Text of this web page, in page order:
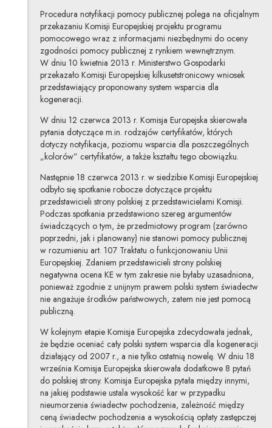
Procedura notyfikacji pomocy publicznej polega na oficjalnym
przekazaniu Komisji Europejskiej projektu programu
pomocowego wraz z informacjami niezbędnymi do oceny
zgodności pomocy publicznej z rynkiem wewnętrznym.
W dniu 10 kwietnia 2013 r. Ministerstwo Gospodarki
przekazało Komisji Europejskiej kilkusetstronicowy wniosek
przedstawiający proponowany system wsparcia dla
kogeneracji.
W dniu 12 czerwca 2013 r. Komisja Europejska skierowała
pytania dotyczące m.in. rodzajów certyfikatów, których
dotyczy notyfikacja, poziomu wsparcia dla poszczególnych
„kolorów” certyfikatów, a także kształtu tego obowiązku.
Następnie 18 czerwca 2013 r. w siedzibie Komisji Europejskiej
odbyło się spotkanie robocze dotyczące projektu
przedstawicieli strony polskiej z przedstawicielami Komisji.
Podczas spotkania przedstawiono szereg argumentów
świadczących o tym, że przedmiotowy program (zarówno
poprzedni, jak i planowany) nie stanowi pomocy publicznej
w rozumieniu art. 107 Traktatu o funkcjonowaniu Unii
Europejskiej. Zdaniem przedstawicieli strony polskiej
negatywna ocena KE w tym zakresie nie byłaby uzasadniona,
ponieważ zgodnie z unijnym prawem polski system świadectw
nie angażuje środków państwowych, zatem nie jest pomocą
publiczną.
W kolejnym etapie Komisja Europejska zdecydowała jednak,
że będzie oceniać cały polski system wsparcia dla kogeneracji
działający od 2007 r., a nie tylko ostatnią nowelę. W dniu 18
września Komisja Europejska skierowała dodatkowe 8 pytań
do polskiej strony. Komisja Europejska pytała między innymi,
na jakiej podstawie ustala wysokość kar w przypadku
nieumorzenia świadectw pochodzenia, zależność między
ceną świadectw pochodzenia a wysokością opłaty zastępczej